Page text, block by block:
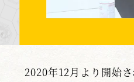
2020年12月より開始